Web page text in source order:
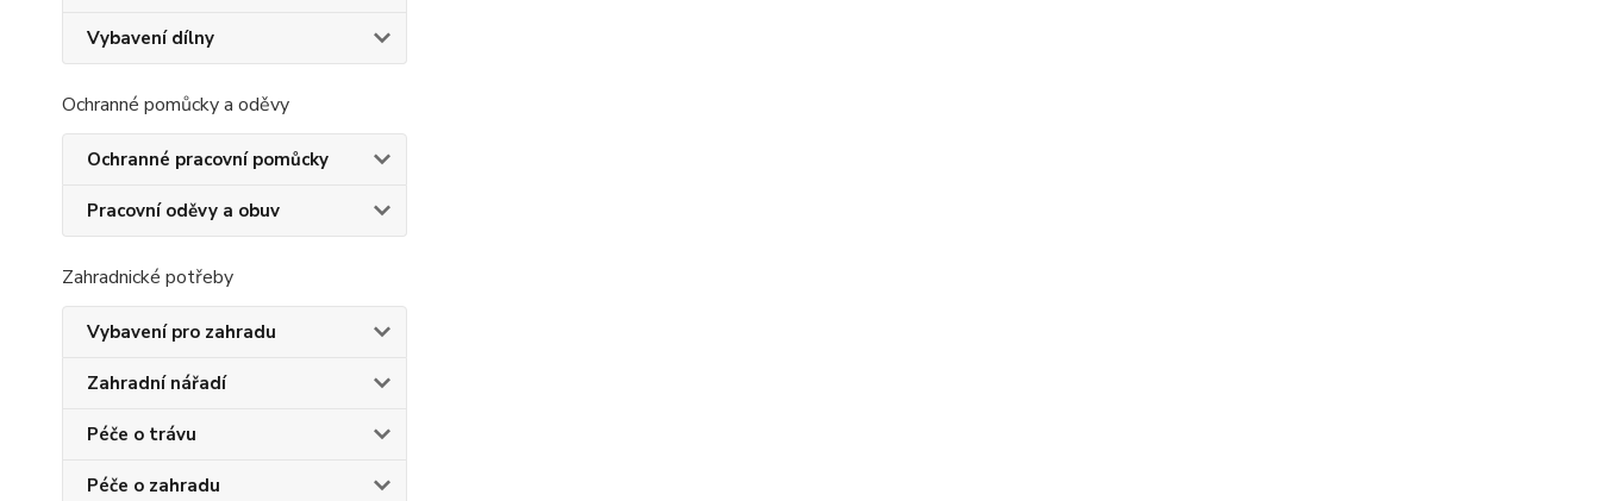
Vybavení dílny
Ochranné pomůcky a oděvy
Ochranné pracovní pomůcky
Pracovní oděvy a obuv
Zahradnické potřeby
Vybavení pro zahradu
Zahradní nářadí
Péče o trávu
Péče o zahradu